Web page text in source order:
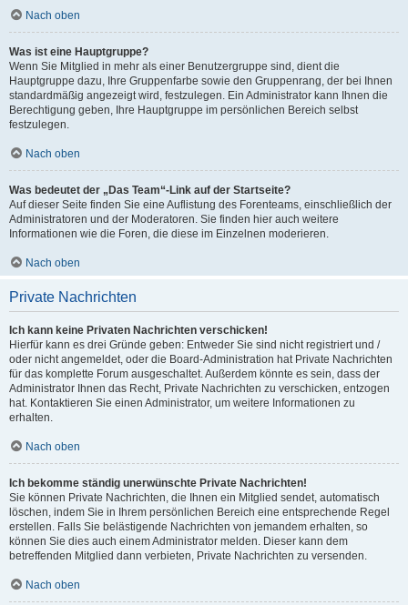
Nach oben
Was ist eine Hauptgruppe?
Wenn Sie Mitglied in mehr als einer Benutzergruppe sind, dient die
Hauptgruppe dazu, Ihre Gruppenfarbe sowie den Gruppenrang, der bei Ihnen
standardmäßig angezeigt wird, festzulegen. Ein Administrator kann Ihnen die
Berechtigung geben, Ihre Hauptgruppe im persönlichen Bereich selbst
festzulegen.
Nach oben
Was bedeutet der „Das Team“-Link auf der Startseite?
Auf dieser Seite finden Sie eine Auflistung des Forenteams, einschließlich der
Administratoren und der Moderatoren. Sie finden hier auch weitere
Informationen wie die Foren, die diese im Einzelnen moderieren.
Nach oben
Private Nachrichten
Ich kann keine Privaten Nachrichten verschicken!
Hierfür kann es drei Gründe geben: Entweder Sie sind nicht registriert und /
oder nicht angemeldet, oder die Board-Administration hat Private Nachrichten
für das komplette Forum ausgeschaltet. Außerdem könnte es sein, dass der
Administrator Ihnen das Recht, Private Nachrichten zu verschicken, entzogen
hat. Kontaktieren Sie einen Administrator, um weitere Informationen zu
erhalten.
Nach oben
Ich bekomme ständig unerwünschte Private Nachrichten!
Sie können Private Nachrichten, die Ihnen ein Mitglied sendet, automatisch
löschen, indem Sie in Ihrem persönlichen Bereich eine entsprechende Regel
erstellen. Falls Sie belästigende Nachrichten von jemandem erhalten, so
können Sie dies auch einem Administrator melden. Dieser kann dem
betreffenden Mitglied dann verbieten, Private Nachrichten zu versenden.
Nach oben